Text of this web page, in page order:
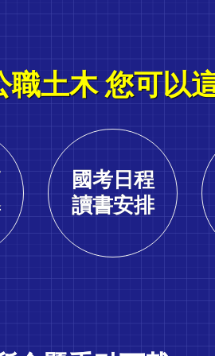
職土木 您可以
國考日程
讀書安排